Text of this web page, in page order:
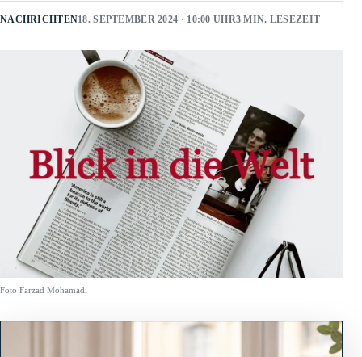
NACHRICHTEN18. SEPTEMBER 2024 · 10:00 UHR3 MIN. LESEZEIT
Foto Farzad Mohamadi